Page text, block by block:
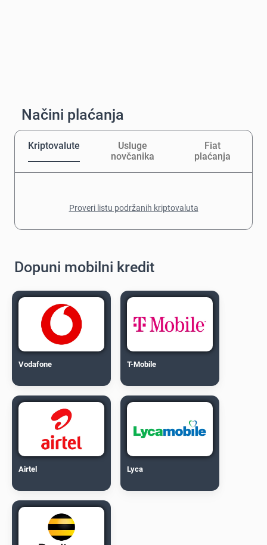
Načini plaćanja
Kriptovalute
Usluge
novčanika
Fiat
plaćanja
Proveri listu podržanih kriptovaluta
Dopuni mobilni kredit
Vodafone T-Mobile
Airtel Lyca